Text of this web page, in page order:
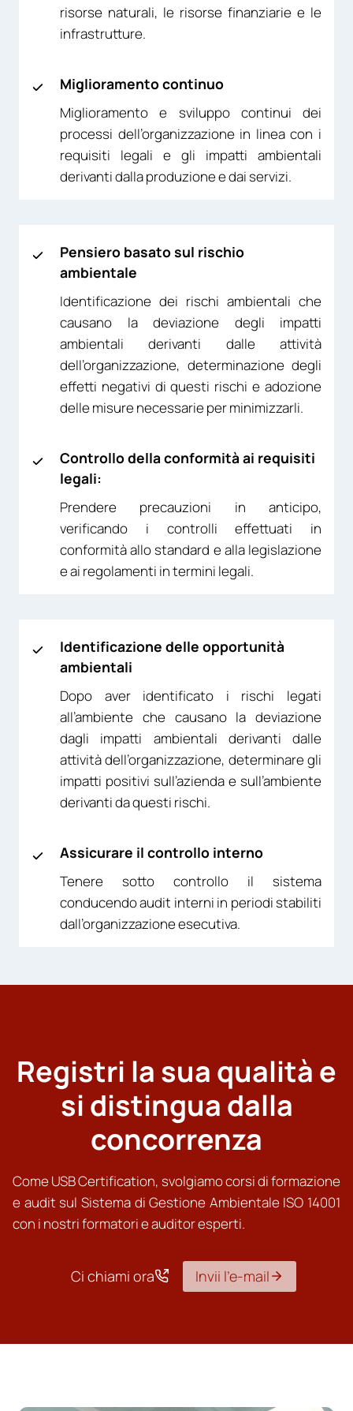
risorse naturali, le risorse finanziarie e le
infrastrutture.
Miglioramento continuo
Miglioramento e sviluppo continui dei
processi dell’organizzazione in linea con i
requisiti legali e gli impatti ambientali
derivanti dalla produzione e dai servizi.
Pensiero basato sul rischio
ambientale
Identificazione dei rischi ambientali che
causano la deviazione degli impatti
ambientali derivanti dalle attività
dell’organizzazione, determinazione degli
effetti negativi di questi rischi e adozione
delle misure necessarie per minimizzarli.
Controllo della conformità ai requisiti
legali:
Prendere precauzioni in anticipo,
verificando i controlli effettuati in
conformità allo standard e alla legislazione
e ai regolamenti in termini legali.
Identificazione delle opportunità
ambientali
Dopo aver identificato i rischi legati
all’ambiente che causano la deviazione
dagli impatti ambientali derivanti dalle
attività dell’organizzazione, determinare gli
impatti positivi sull’azienda e sull’ambiente
derivanti da questi rischi.
Assicurare il controllo interno
Tenere sotto controllo il sistema
conducendo audit interni in periodi stabiliti
dall’organizzazione esecutiva.
Registri la sua qualità e
si distingua dalla
concorrenza
Come USB Certification, svolgiamo corsi di formazione
e audit sul Sistema di Gestione Ambientale ISO 14001
con i nostri formatori e auditor esperti.
Ci chiami ora Invii l’e-mail